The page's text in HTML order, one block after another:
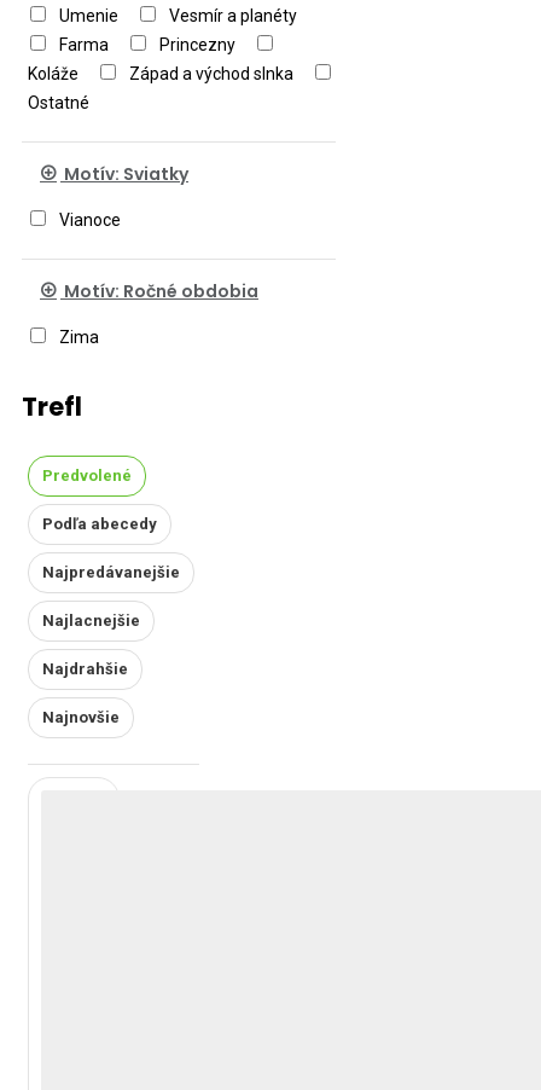
Umenie
Vesmír a planéty
Farma
Princezny
Koláže
Západ a východ slnka
Ostatné
Motív: Sviatky
Vianoce
Motív: Ročné obdobia
Zima
Trefl
Predvolené
Podľa abecedy
Najpredávanejšie
Najlacnejšie
Najdrahšie
Najnovšie